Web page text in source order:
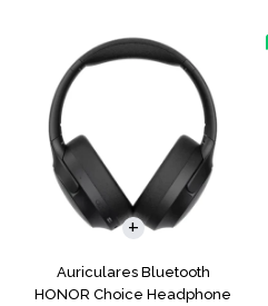
Auriculares Bluetooth
HONOR Choice Headphone